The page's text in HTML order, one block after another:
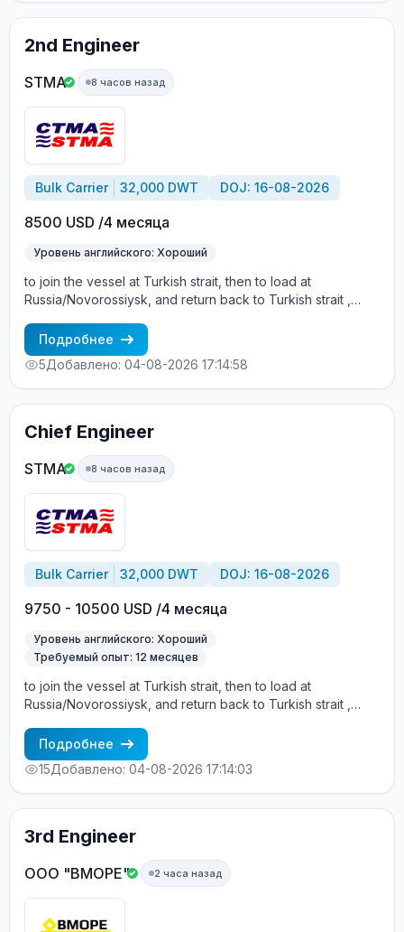
2nd Engineer
STMA 8 часов назад
Bulk Carrier 32,000 DWT DOJ: 16-08-2026
8500 USD /4 месяца
Уровень английского: Хороший
to join the vessel at Turkish strait, then to load at
Russia/Novorossiysk, and return back to Turkish strait ,
paid constantly during the contract + HRA bonus. Greek
Owner, CBA covered vessels, P&I club.
Подробнее
5Добавлено: 04-08-2026 17:14:58
Chief Engineer
STMA 8 часов назад
Bulk Carrier 32,000 DWT DOJ: 16-08-2026
9750 - 10500 USD /4 месяца
Уровень английского: Хороший
Требуемый опыт: 12 месяцев
to join the vessel at Turkish strait, then to load at
Russia/Novorossiysk, and return back to Turkish strait ,
paid constantly during the contract + HRA bonus. Greek
Owner, CBA covered vessels, P&I club.
Подробнее
15Добавлено: 04-08-2026 17:14:03
3rd Engineer
ООО "ВМОРЕ" 2 часа назад